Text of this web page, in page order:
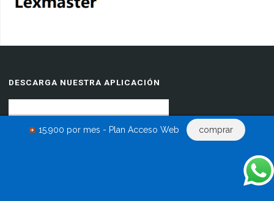
15.900 por mes - Plan Acceso Web comprar
DESCARGA NUESTRA APLICACIÓN